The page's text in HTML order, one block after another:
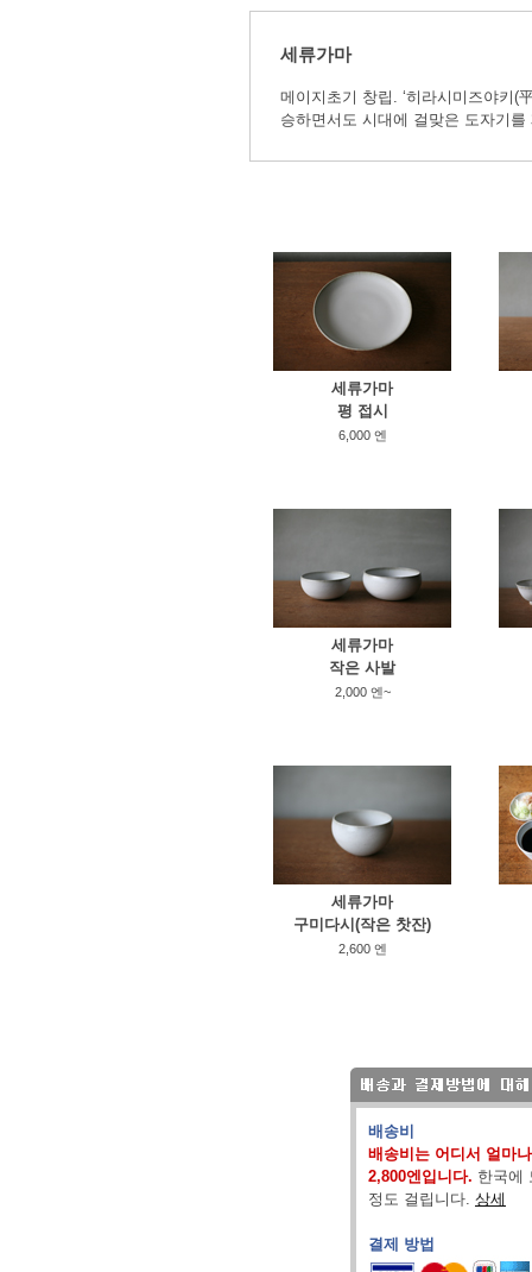
세류가마
메이지초기 창립. ‘히라시미즈야키(
승하면서도 시대에 걸맞은 도자기
세류가마
평 접시
6,000 엔
세류가마
작은 사발
2,000 엔~
세류가마
구미다시(작은 찻잔)
2,600 엔
배송비
배송비는 어디서 얼마
2,800엔입니다. 한국에
정도 걸립니다. 상세
결제 방법